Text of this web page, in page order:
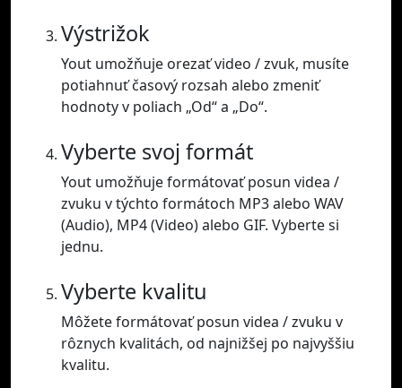
Výstrižok
Yout umožňuje orezať video / zvuk, musíte
potiahnuť časový rozsah alebo zmeniť
hodnoty v poliach „Od“ a „Do“.
Vyberte svoj formát
Yout umožňuje formátovať posun videa /
zvuku v týchto formátoch MP3 alebo WAV
(Audio), MP4 (Video) alebo GIF. Vyberte si
jednu.
Vyberte kvalitu
Môžete formátovať posun videa / zvuku v
rôznych kvalitách, od najnižšej po najvyššiu
kvalitu.